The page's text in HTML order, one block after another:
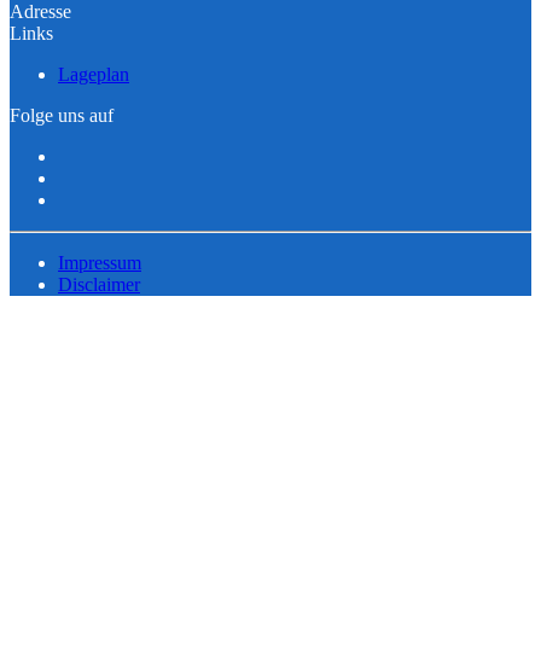
Adresse
Links
Lageplan
Folge uns auf
Impressum
Disclaimer